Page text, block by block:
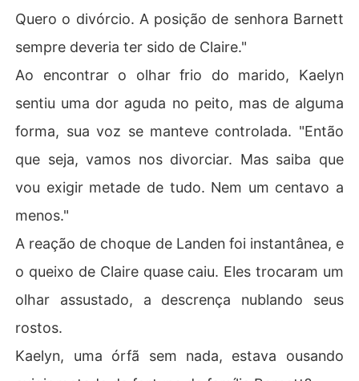
Quero o divórcio. A posição de senhora Barnett
sempre deveria ter sido de Claire."
Ao encontrar o olhar frio do marido, Kaelyn
sentiu uma dor aguda no peito, mas de alguma
forma, sua voz se manteve controlada. "Então
que seja, vamos nos divorciar. Mas saiba que
vou exigir metade de tudo. Nem um centavo a
menos."
A reação de choque de Landen foi instantânea, e
o queixo de Claire quase caiu. Eles trocaram um
olhar assustado, a descrença nublando seus
rostos.
Kaelyn, uma órfã sem nada, estava ousando